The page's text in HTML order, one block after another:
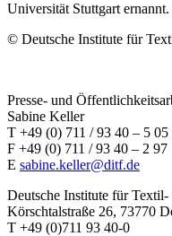
Universität Stuttgart ernannt.
© Deutsche Institute für
Presse- und
Sabine Keller
T +49 (0) 711 / 93 40 – 5 05
F +49 (0) 711 / 93 40 – 2 97
E sabine.keller@ditf.de
Deutsche Institute für Textil-
Körschtalstraße 26, 73770
T +49 (0)711 93 40-0